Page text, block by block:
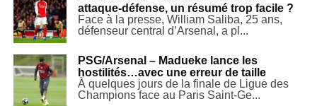
attaque-défense, un résumé trop facile ?
Face à la presse, William Saliba, 25 ans,
défenseur central d’Arsenal, a pl...
PSG/Arsenal – Madueke lance les
hostilités…avec une erreur de taille
À quelques jours de la finale de Ligue des
Champions face au Paris Saint-Ge...